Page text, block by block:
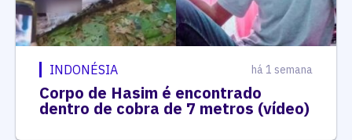
INDONÉSIA há 1 semana
Corpo de Hasim é encontrado
dentro de cobra de 7 metros (vídeo)